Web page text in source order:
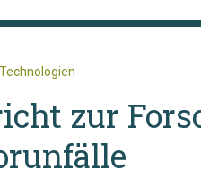
zur